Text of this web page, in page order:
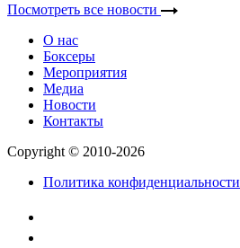
Посмотреть все новости
О нас
Боксеры
Мероприятия
Медиа
Новости
Контакты
Copyright © 2010-2026
Политика конфиденциальности